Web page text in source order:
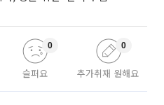
슬퍼요
0
추가취재 원해요
0